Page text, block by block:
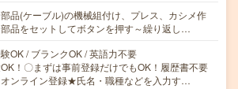
品(ケーブル)の機械組付け、プレス、カシメ作
品をセットしてボタンを押す～繰り返し…
OK / ブランクOK / 英語力不要
！〇まずは事前登録だけでもOK！履歴書不要
ンライン登録★氏名・職種などを入力す…